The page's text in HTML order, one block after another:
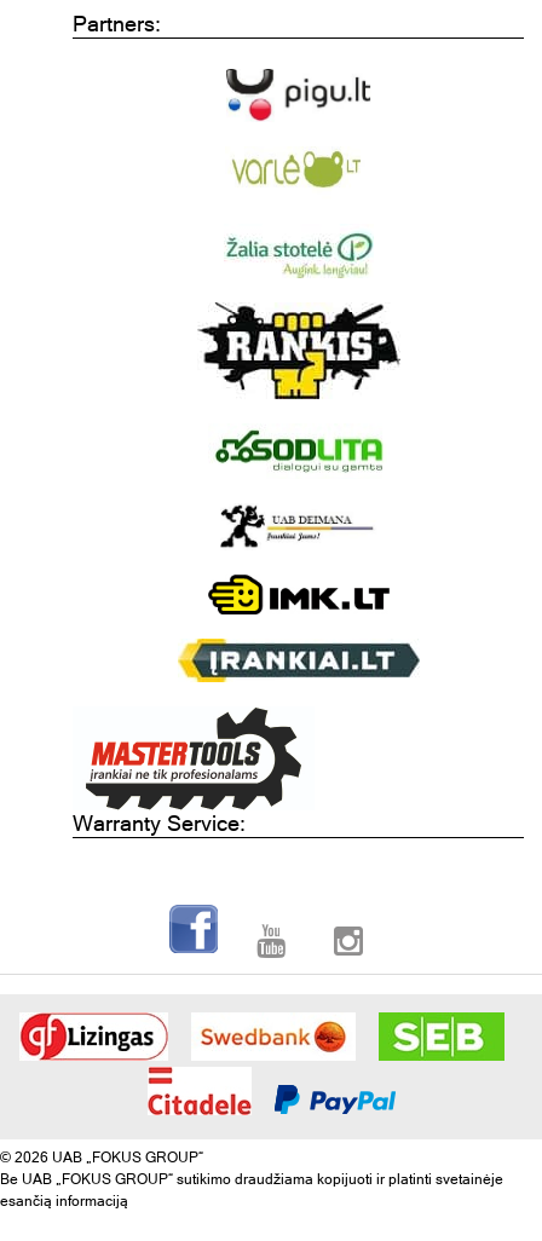
Partners:
Warranty Service:
© 2026 UAB „FOKUS GROUP“
Be UAB „FOKUS GROUP“ sutikimo draudžiama kopijuoti ir platinti svetainėje
esančią informaciją